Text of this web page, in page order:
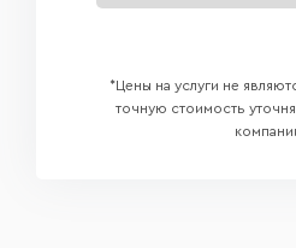
*Цены на услуги не
точную стоимость